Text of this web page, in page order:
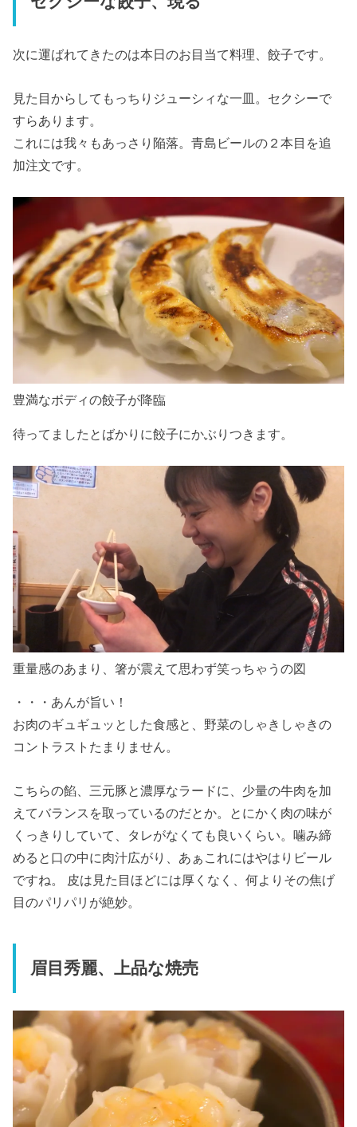
次に運ばれてきたのは本日のお目当て料理、餃子です。
見た目からしてもっちりジューシィな一皿。セクシーで
すらあります。
これには我々もあっさり陥落。青島ビールの２本目を追
加注文です。
豊満なボディの餃子が降臨
待ってましたとばかりに餃子にかぶりつきます。
重量感のあまり、箸が震えて思わず笑っちゃうの図
・・・あんが旨い！
お肉のギュギュッとした食感と、野菜のしゃきしゃきの
コントラストたまりません。
こちらの餡、三元豚と濃厚なラードに、少量の牛肉を加
えてバランスを取っているのだとか。とにかく肉の味が
くっきりしていて、タレがなくても良いくらい。噛み締
めると口の中に肉汁広がり、あぁこれにはやはりビール
ですね。 皮は見た目ほどには厚くなく、何よりその焦げ
目のパリパリが絶妙。
眉目秀麗、上品な焼売